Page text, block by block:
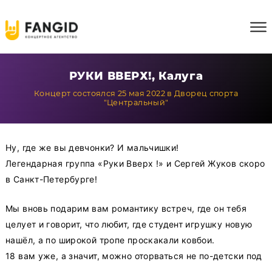
РУКИ ВВЕРХ!, Калуга
Концерт состоялся 25 мая 2022 в Дворец спорта
"Центральный"
Ну, где же вы девчонки? И мальчишки!
Легендарная группа «Руки Вверх !» и Сергей Жуков скоро
в Санкт-Петербурге!
Мы вновь подарим вам романтику встреч, где он тебя
целует и говорит, что любит, где студент игрушку новую
нашёл, а по широкой тропе проскакали ковбои.
18 вам уже, а значит, можно оторваться не по-детски под